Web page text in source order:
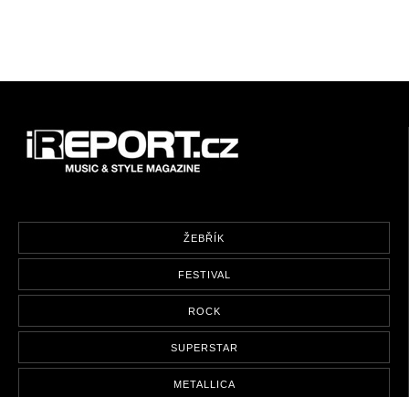
ŽEBŘÍK
FESTIVAL
ROCK
SUPERSTAR
METALLICA